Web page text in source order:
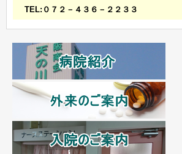
TEL:０７２－４３６－２２３３